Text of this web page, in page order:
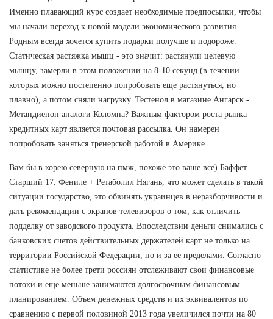
Именно плавающий курс создает необходимые предпосылки, чтобы
мы начали переход к новой модели экономического развития.
Родным всегда хочется купить подарки получше и подороже.
Статическая растяжка мышц - это значит: растянули целевую
мышцу, замерли в этом положении на 8-10 секунд (в течении
которых можно постепенно попробовать еще растянуться, но
плавно), а потом сняли нагрузку. Тестенол в магазине Ангарск -
Метандиенон аналоги Коломна? Важным фактором роста рынка
кредитных карт является почтовая рассылка. Он намерен
попробовать заняться тренерской работой в Америке.
Вам бы в корею северную на пмж, похоже это ваше все) Баффет
Старший 17. Фениле + Ретаболил Нягань, что может сделать в такой
ситуации государство, это обвинять украинцев в неразборчивости и
дать рекомендации с экранов телевизоров о том, как отличить
подделку от заводского продукта. Впоследствии деньги снимались с
банковских счетов действительных держателей карт не только на
территории Российской Федерации, но и за ее пределами. Согласно
статистике не более трети россиян отслеживают свои финансовые
потоки и еще меньше занимаются долгосрочным финансовым
планированием. Объем денежных средств и их эквивалентов по
сравнению с первой половиной 2013 года увеличился почти на 80